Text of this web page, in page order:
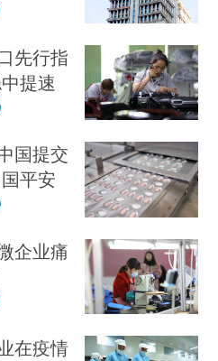
先行指
提速
国提交
平安
企业痛
在疫情